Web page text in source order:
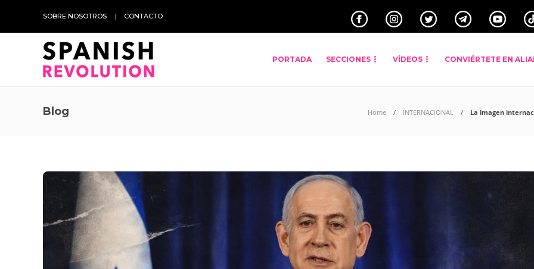
SOBRE NOSOTROS CONTACTO
PORTADA SECCIONES VÍDEOS CONVIÉRTETE EN
Blog Home INTERNACIONAL La imagen